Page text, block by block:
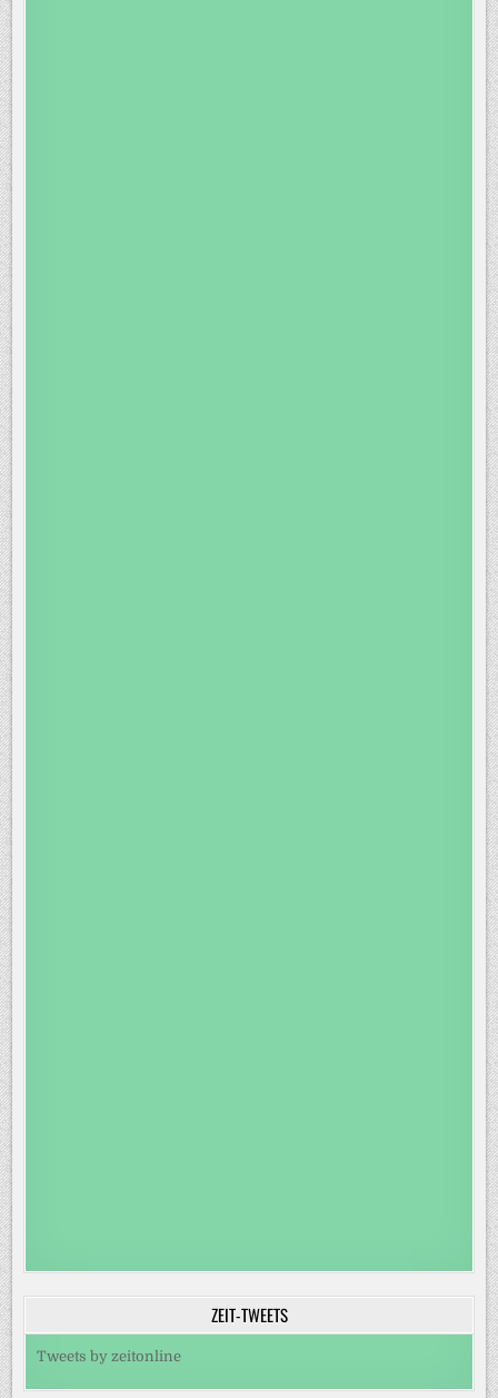
ZEIT-TWEETS
Tweets by zeitonline